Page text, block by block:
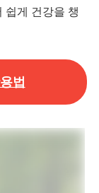
쉽게 건강을 챙
법